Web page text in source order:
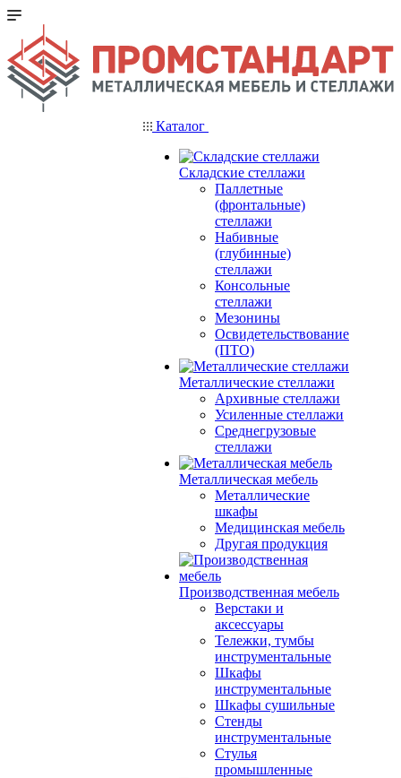
Каталог
Складские стеллажи
Паллетные
(фронтальные)
стеллажи
Набивные
(глубинные)
стеллажи
Консольные
стеллажи
Мезонины
Освидетельствование
(ПТО)
Металлические стеллажи
Архивные стеллажи
Усиленные стеллажи
Среднегрузовые
стеллажи
Металлическая мебель
Металлические
шкафы
Медицинская мебель
Другая продукция
Производственная мебель
Верстаки и
аксессуары
Тележки, тумбы
инструментальные
Шкафы
инструментальные
Шкафы сушильные
Стенды
инструментальные
Cтулья
промышленные